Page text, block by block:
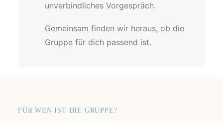
unverbindliches Vorgespräch.
Gemeinsam finden wir heraus, ob die
Gruppe für dich passend ist.
FÜR WEN IST DIE GRUPPE?